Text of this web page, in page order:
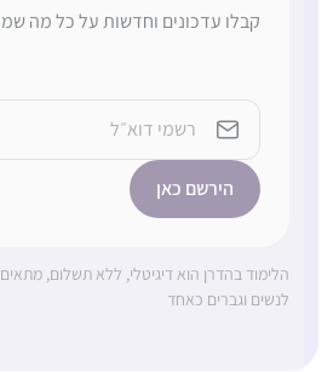
קבלו עדכונים וחדשות על כל מה
כתובת
הלימוד בהדרן הוא דיגיטלי, ללא תשלום, מתאים גם
לנשים וגברים כאחד